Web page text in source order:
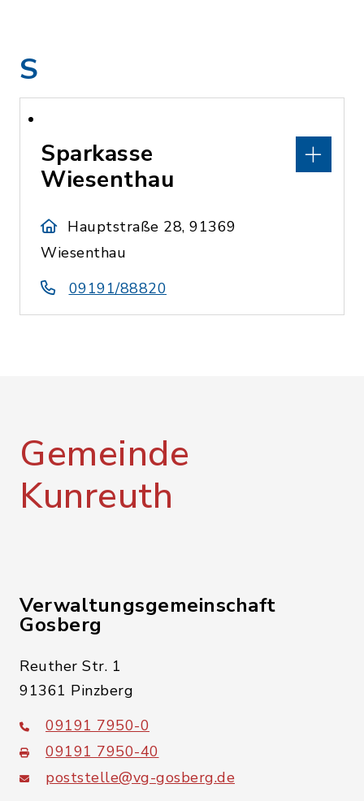
S
Sparkasse
Wiesenthau
Hauptstraße 28, 91369
Wiesenthau
09191/88820
Gemeinde
Kunreuth
Verwaltungsgemeinschaft
Gosberg
Reuther Str. 1
91361 Pinzberg
09191 7950-0
09191 7950-40
poststelle@vg-gosberg.de